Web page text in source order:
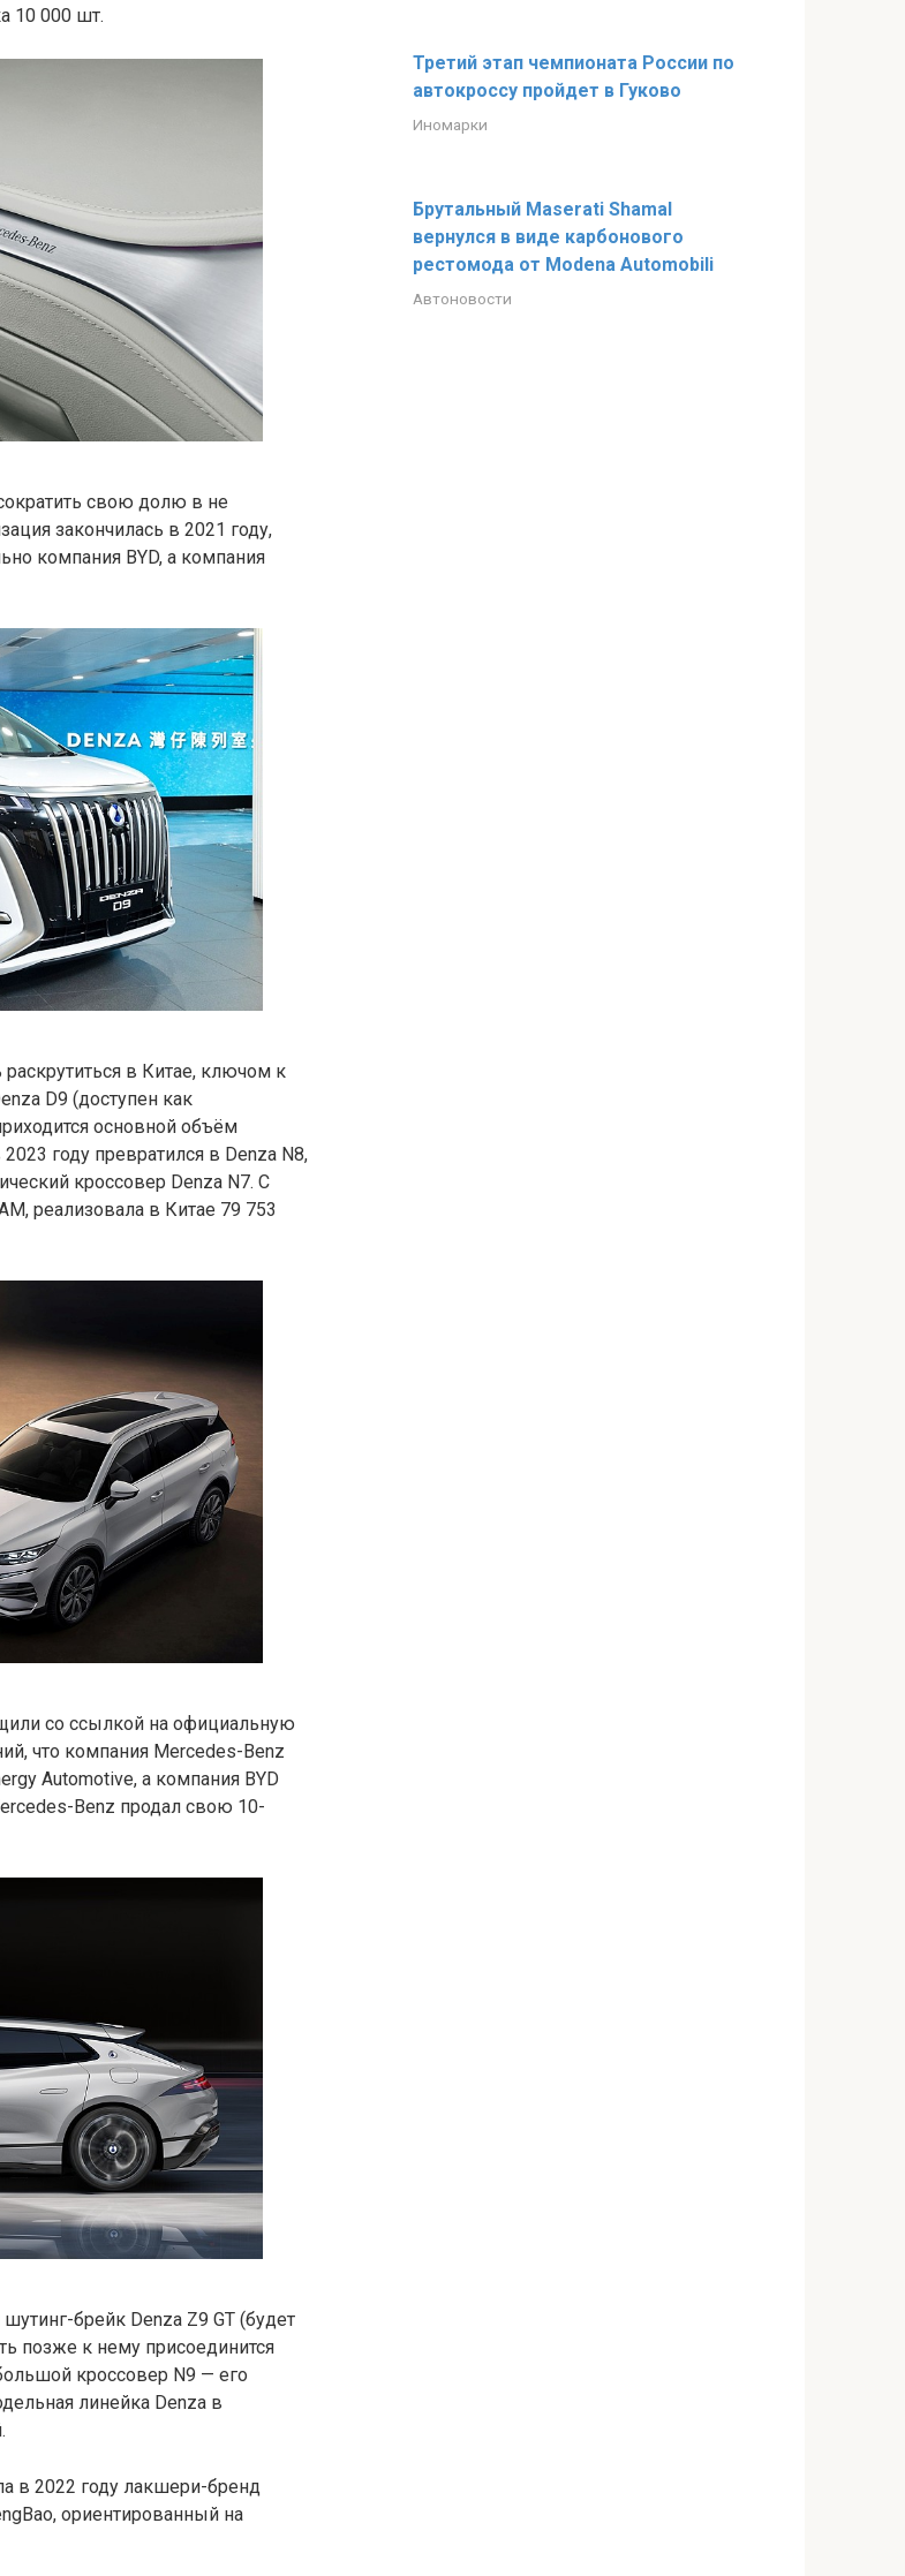
10 000 шт.
свою долю в не
закончилась в 2021 году,
компания BYD, а компания
в Китае, ключом к
D9 (доступен как
основной объём
году превратился в Denza N8,
кроссовер Denza N7. С
реализовала в Китае 79 753
со ссылкой на официальную
что компания Mercedes-Benz
Automotive, а компания BYD
Benz продал свою 10-
брейк Denza Z9 GT (будет
позже к нему присоединится
кроссовер N9 — его
линейка Denza в
в 2022 году лакшери-бренд
ориентированный на
Третий этап чемпионата России по
автокроссу пройдет в Гуково
Иномарки
Брутальный Maserati Shamal
вернулся в виде карбонового
рестомода от Modena Automobili
Автоновости